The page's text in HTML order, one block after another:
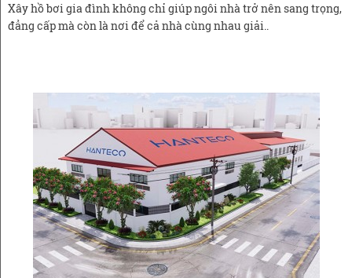
Xây hồ bơi gia đình không chỉ giúp ngôi nhà trở nên sang trọng,
đẳng cấp mà còn là nơi để cả nhà cùng nhau giải..